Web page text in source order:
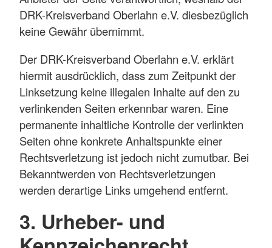
DRK-Kreisverband Oberlahn e.V. diesbezüglich
keine Gewähr übernimmt.
Der DRK-Kreisverband Oberlahn e.V. erklärt
hiermit ausdrücklich, dass zum Zeitpunkt der
Linksetzung keine illegalen Inhalte auf den zu
verlinkenden Seiten erkennbar waren. Eine
permanente inhaltliche Kontrolle der verlinkten
Seiten ohne konkrete Anhaltspunkte einer
Rechtsverletzung ist jedoch nicht zumutbar. Bei
Bekanntwerden von Rechtsverletzungen
werden derartige Links umgehend entfernt.
3. Urheber- und